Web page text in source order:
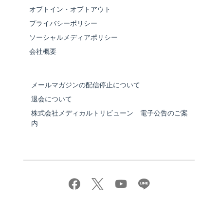
オプトイン・オプトアウト
プライバシーポリシー
ソーシャルメディアポリシー
会社概要
メールマガジンの配信停止について
退会について
株式会社メディカルトリビューン 電子公告のご案
内